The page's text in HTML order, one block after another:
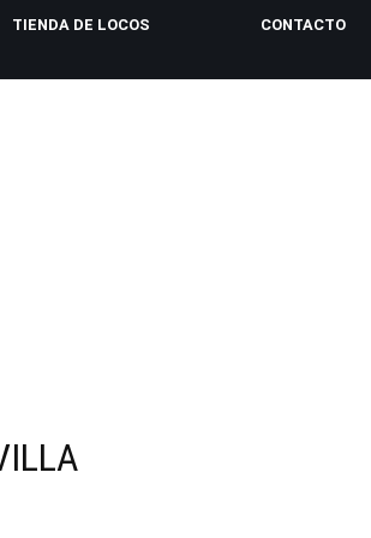
TIENDA DE LOCOS
CONTACTO